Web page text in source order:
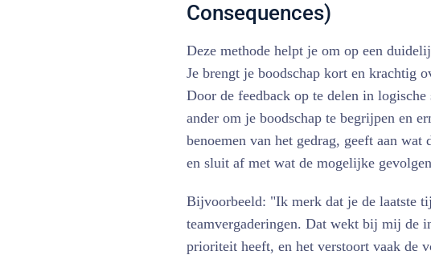
Consequences)
Deze methode helpt je om op een
Je brengt je boodschap kort en krachtig
Door de feedback op te delen in
ander om je boodschap te begrijpen en
benoemen van het gedrag, geeft aan
en sluit af met wat de mogelijke
Bijvoorbeeld: "Ik merk dat je de laatste
teamvergaderingen. Dat wekt bij mij de
prioriteit heeft, en het verstoort vaak de